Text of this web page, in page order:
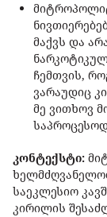
მაქვს და
ჩემთვის,
ვარაუდიც
მე ვითხოვ
კონტექსტი:
საეკლესიო
კირილის